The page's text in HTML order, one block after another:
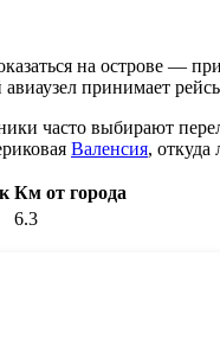
на острове —
принимает
часто выбирают
Валенсия, откуда
Км от города
6.3